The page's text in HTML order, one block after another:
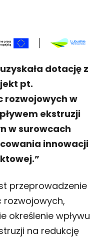
dotację z
pt.
rozwojowych w
ekstruzji
w surowcach
innowacji
przeprowadzenie
określenie wpływu
na redukcję